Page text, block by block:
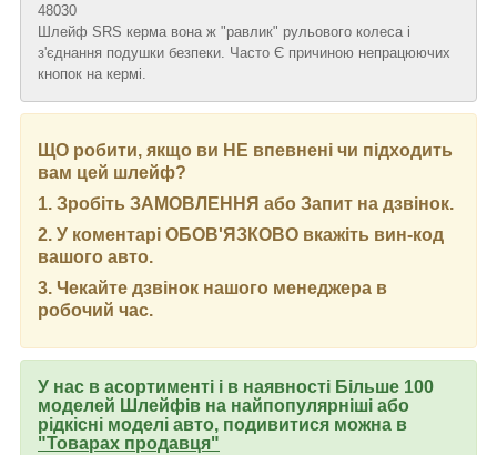
48030
Шлейф SRS керма вона ж "равлик" рульового колеса і
з'єднання подушки безпеки. Часто Є причиною непрацюючих
кнопок на кермі.
ЩО робити, якщо ви НЕ впевнені чи підходить
вам цей шлейф?
1. Зробіть ЗАМОВЛЕННЯ або Запит на дзвінок.
2. У коментарі ОБОВ'ЯЗКОВО вкажіть вин-код
вашого авто.
3. Чекайте дзвінок нашого менеджера в
робочий час.
У нас в асортименті і в наявності Більше 100
моделей Шлейфів на найпопулярніші або
рідкісні моделі авто, подивитися можна в
"Товарах продавця"